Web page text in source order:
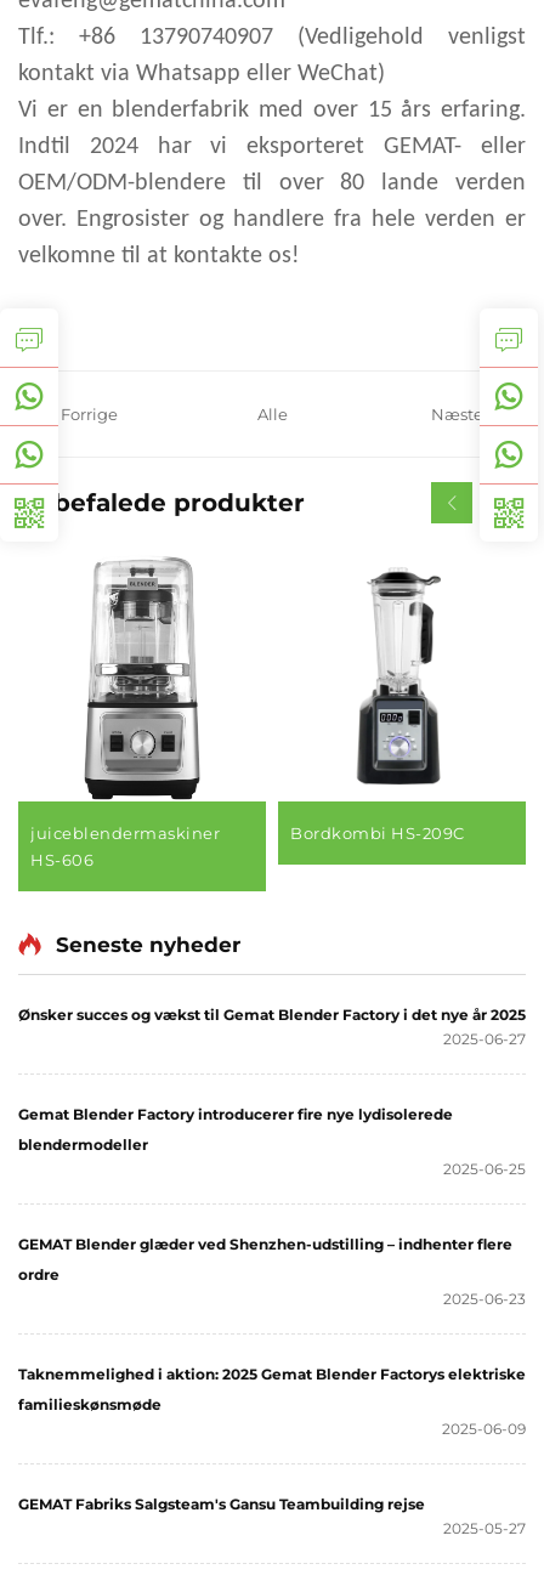
Tlf.: +86 13790740907 (Vedligehold venligst
kontakt via Whatsapp eller WeChat)
Vi er en blenderfabrik med over 15 års erfaring.
Indtil 2024 har vi eksporteret GEMAT- eller
OEM/ODM-blendere til over 80 lande verden
over. Engrosister og handlere fra hele verden er
velkomne til at kontakte os!
Forrige Alle Næste
Anbefalede produkter
juiceblendermaskiner
HS-606
Bordkombi HS-209C
Seneste nyheder
Ønsker succes og vækst til Gemat Blender Factory i det nye år 2025
2025-06-27
Gemat Blender Factory introducerer fire nye lydisolerede
blendermodeller
2025-06-25
GEMAT Blender glæder ved Shenzhen-udstilling – indhenter flere
ordre
2025-06-23
Taknemmelighed i aktion: 2025 Gemat Blender Factorys elektriske
familieskønsmøde
2025-06-09
GEMAT Fabriks Salgsteam's Gansu Teambuilding rejse
2025-05-27